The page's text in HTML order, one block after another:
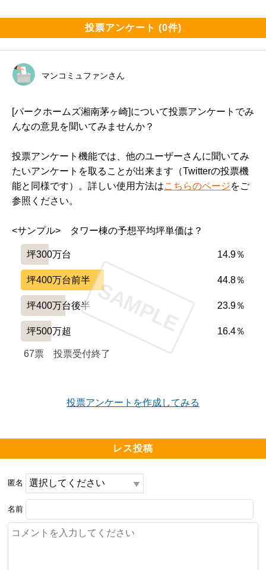
投票アンケート (0件)
マンコミュファンさん
[パークホームズ湘南茅ヶ崎]について投票アンケートでみ
んなの意見を聞いてみませんか？
投票アンケート機能では、他のユーザーさんに聞いてみ
たいアンケートを取ることが出来ます（Twitterの投票機
能と同様です）。詳しい使用方法はこちらのページをご
参照ください。
<サンプル>　タワー棟の予想平均坪単価は？
坪300万台 14.9％
坪400万台前半 44.8％
坪400万台後半 23.9％
坪500万超 16.4％
67票 投票受付終了
SAMPLE
投票アンケートを作成してみる
レス投稿
匿名
名前